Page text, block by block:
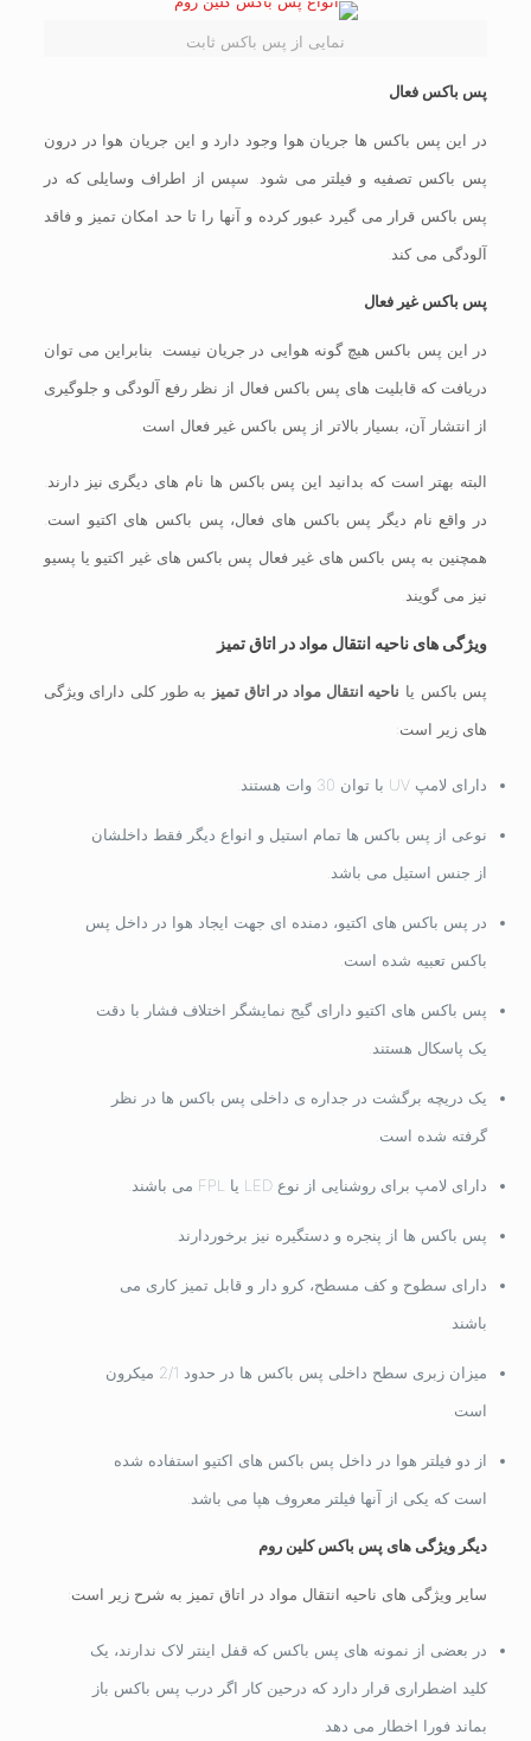
نمایی از پس باکس ثابت
پس باکس فعال
در این پس باکس ها جریان هوا وجود دارد و این جریان هوا در درون
پس باکس تصفیه و فیلتر می شود. سپس از اطراف وسایلی که در
پس باکس قرار می گیرد عبور کرده و آنها را تا حد امکان تمیز و فاقد
آلودگی می کند.
پس باکس غیر فعال
در این پس باکس هیچ گونه هوایی در جریان نیست. بنابراین می توان
دریافت که قابلیت های پس باکس فعال از نظر رفع آلودگی و جلوگیری
از انتشار آن، بسیار بالاتر از پس باکس غیر فعال است.
البته بهتر است که بدانید این پس باکس ها نام های دیگری نیز دارند.
در واقع نام دیگر پس باکس های فعال، پس باکس های اکتیو است.
همچنین به پس باکس های غیر فعال پس باکس های غیر اکتیو یا پسیو
نیز می گویند.
ویژگی های ناحیه انتقال مواد در اتاق تمیز
پس باکس یا ناحیه انتقال مواد در اتاق تمیز
به طور کلی دارای ویژگی
های زیر است:
دارای لامپ UV با توان 30 وات هستند.
نوعی از پس باکس ها تمام استیل و انواع دیگر فقط داخلشان
از جنس استیل می باشد.
در پس باکس های اکتیو، دمنده ای جهت ایجاد هوا در داخل پس
باکس تعبیه شده است.
پس باکس های اکتیو دارای گیج نمایشگر اختلاف فشار با دقت
یک پاسکال هستند.
یک دریچه برگشت در جداره ی داخلی پس باکس ها در نظر
گرفته شده است.
دارای لامپ برای روشنایی از نوع LED یا FPL می باشند.
پس باکس ها از پنجره و دستگیره نیز برخوردارند.
دارای سطوح و کف مسطح، کرو دار و قابل تمیز کاری می
باشند.
میزان زبری سطح داخلی پس باکس ها در حدود 2/1 میکرون
است.
از دو فیلتر هوا در داخل پس باکس های اکتیو استفاده شده
است که یکی از آنها فیلتر معروف هپا می باشد.
دیگر ویژگی های پس باکس کلین روم
سایر ویژگی های ناحیه انتقال مواد در اتاق تمیز به شرح زیر است:
در بعضی از نمونه های پس باکس که قفل اینتر لاک ندارند، یک
کلید اضطراری قرار دارد که درحین کار اگر درب پس باکس باز
بماند فورا اخطار می دهد.